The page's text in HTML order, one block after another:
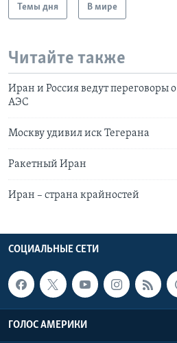
Темы дня В мире
Читайте также
Иран и Россия ведут переговоры
АЭС
Москву удивил иск Тегерана
Ракетный Иран
Иран – страна крайностей
СОЦИАЛЬНЫЕ СЕТИ
ГОЛОС АМЕРИКИ